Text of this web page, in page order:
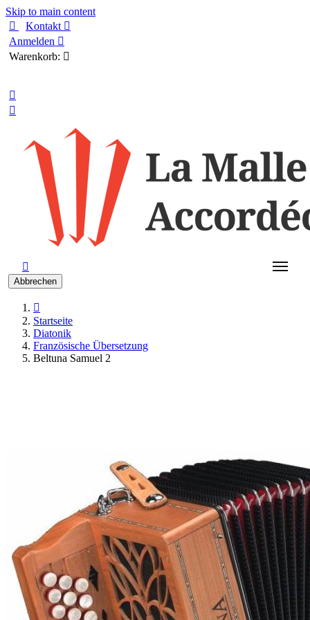
Skip to main content

Kontakt 
Anmelden 
Warenkorb: 



Abbrechen

Startseite
Diatonik
Französische Übersetzung
Beltuna Samuel 2